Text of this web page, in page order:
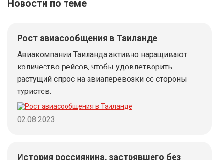
Новости по теме
Рост авиасообщения в Таиланде
Авиакомпании Таиланда активно наращивают
количество рейсов, чтобы удовлетворить
растущий спрос на авиаперевозки со стороны
туристов.
02.08.2023
История россиянина, застрявшего без